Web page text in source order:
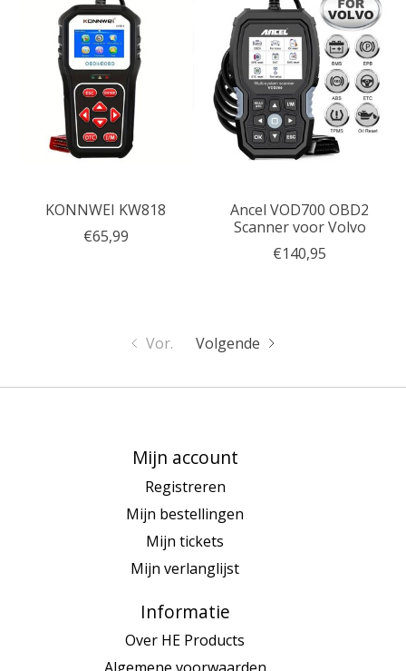
KONNWEI KW818
€65,99
Ancel VOD700 OBD2
Scanner voor Volvo
€140,95
Vor. Volgende
Mijn account
Registreren
Mijn bestellingen
Mijn tickets
Mijn verlanglijst
Informatie
Over HE Products